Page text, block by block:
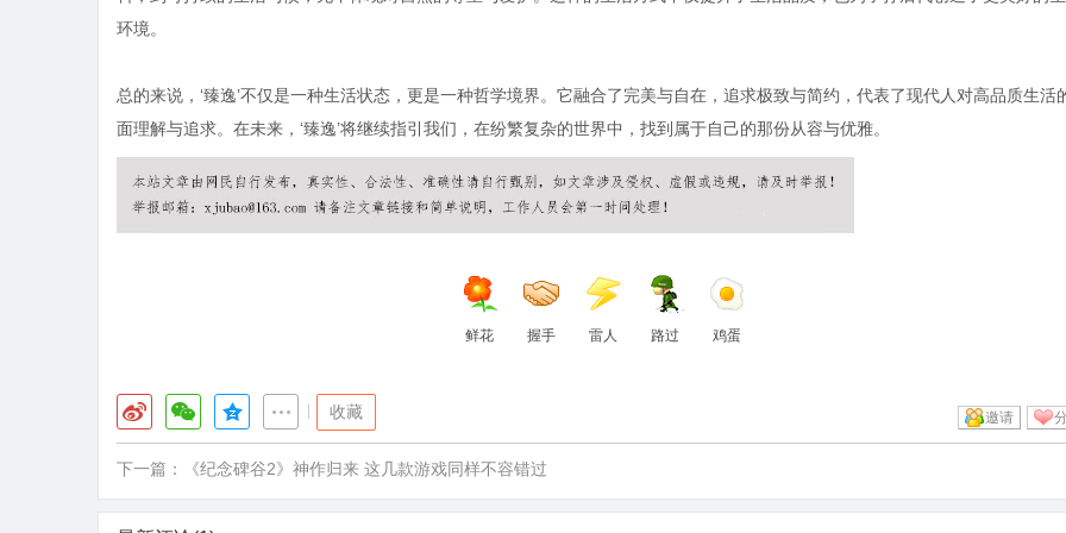
环境。
总的来说，‘臻逸’不仅是一种生活状态，更是一种哲学境界。它融合了完美与自在，追求极致与简约，代表了现代人对高品质生活
面理解与追求。在未来，‘臻逸’将继续指引我们，在纷繁复杂的世界中，找到属于自己的那份从容与优雅。
鲜花 握手 雷人 路过 鸡蛋
收藏 邀请
下一篇： 《纪念碑谷2》神作归来 这几款游戏同样不容错过